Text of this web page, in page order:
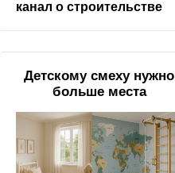
канал о строительстве
Детскому смеху нужно
больше места